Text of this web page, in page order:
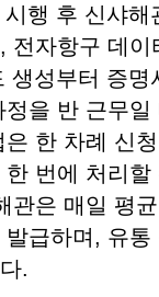
시행 후 신샤
전자항구 데이
생성부터 증명
정을 반 근무
한 차례 신
번에 처리할
관은 매일 평
급하며, 유통
.